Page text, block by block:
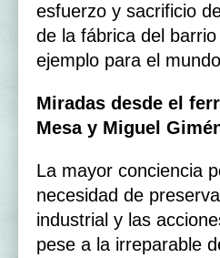
esfuerzo y sacrificio
de la fábrica del
ejemplo para el
Miradas desde el
Mesa y Miguel
La mayor conciencia
necesidad de
industrial y las
pese a la irreparable